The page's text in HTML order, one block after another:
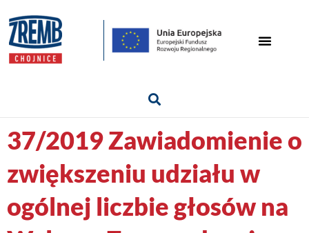
37/2019 Zawiadomienie o
zwiększeniu udziału w
ogólnej liczbie głosów na